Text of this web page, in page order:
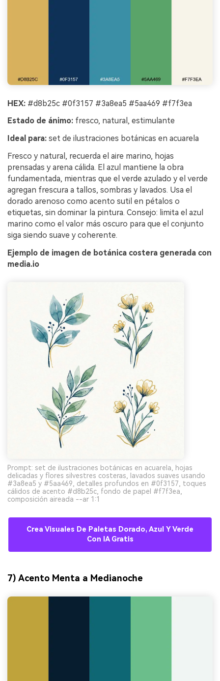
HEX: #d8b25c #0f3157 #3a8ea5 #5aa469 #f7f3ea
Estado de ánimo: fresco, natural, estimulante
Ideal para: set de ilustraciones botánicas en acuarela
Fresco y natural, recuerda el aire marino, hojas
prensadas y arena cálida. El azul mantiene la obra
fundamentada, mientras que el verde azulado y el verde
agregan frescura a tallos, sombras y lavados. Usa el
dorado arenoso como acento sutil en pétalos o
etiquetas, sin dominar la pintura. Consejo: limita el azul
marino como el valor más oscuro para que el conjunto
siga siendo suave y coherente.
Ejemplo de imagen de botánica costera generada con
media.io
Prompt: set de ilustraciones botánicas en acuarela, hojas
delicadas y flores silvestres costeras, lavados suaves usando
#3a8ea5 y #5aa469, detalles profundos en #0f3157, toques
cálidos de acento #d8b25c, fondo de papel #f7f3ea,
composición aireada --ar 1:1
Crea Visuales De Paletas Dorado, Azul Y Verde
Con IA Gratis
7) Acento Menta a Medianoche